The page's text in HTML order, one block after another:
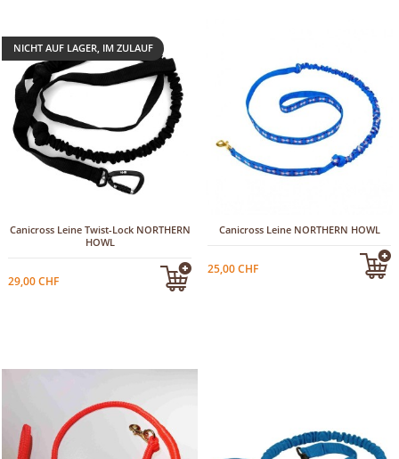
NICHT AUF LAGER, IM ZULAUF
Canicross Leine Twist-Lock NORTHERN
HOWL
29,00 CHF
Canicross Leine NORTHERN HOWL
25,00 CHF